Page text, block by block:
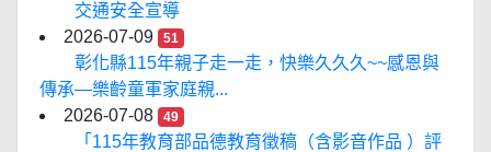
交通安全宣導
2026-07-09
51
彰化縣115年親子走一走，快樂久久久~~感恩與
傳承—樂齡童軍家庭親...
2026-07-08
49
「115年教育部品德教育徵稿（含影音作品 ）評